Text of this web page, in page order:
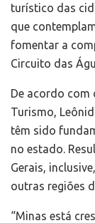
turístico das
que
fomentar a
Circuito das
De acordo com
Turismo,
têm sido
no estado.
Gerais,
outras regiões
“Minas está